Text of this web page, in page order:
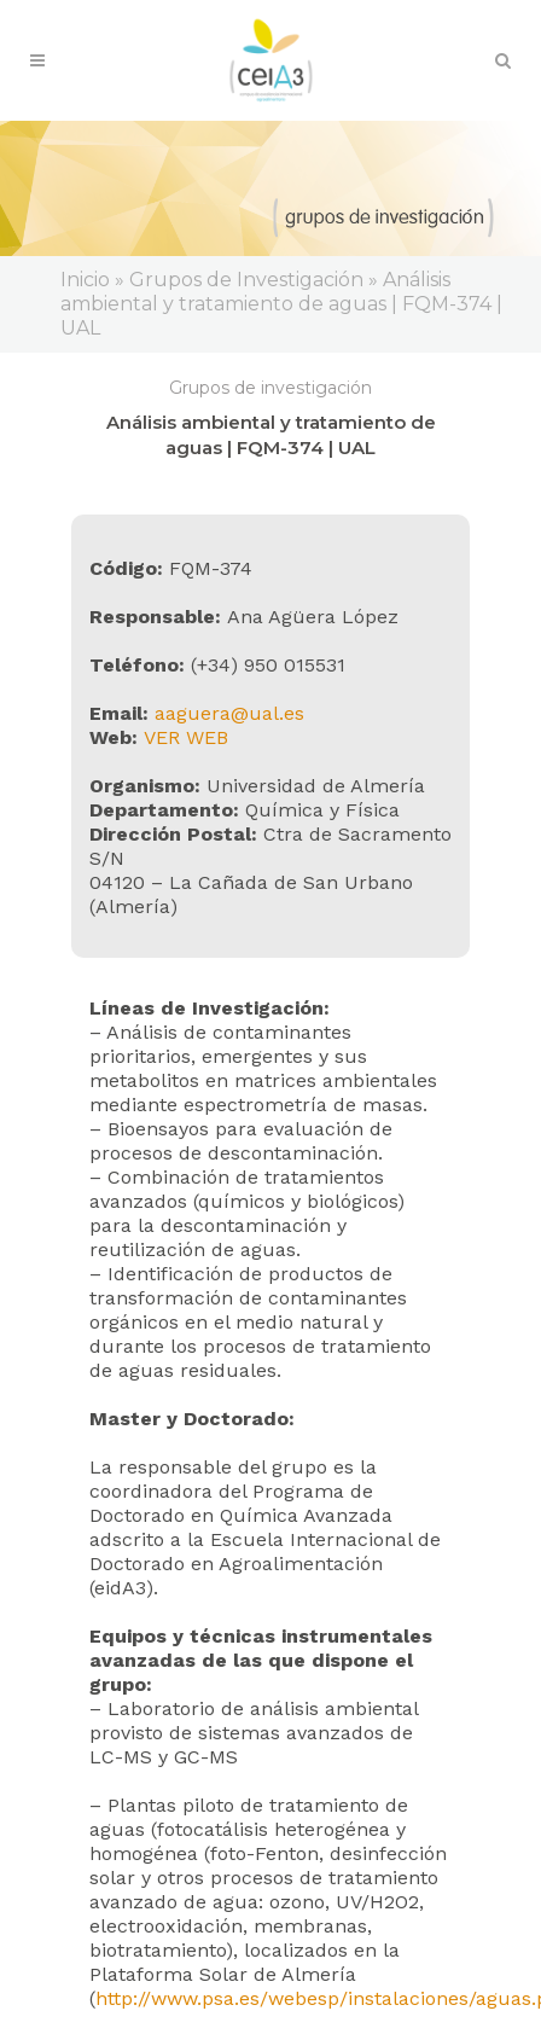
Inicio » Grupos de Investigación » Análisis
ambiental y tratamiento de aguas | FQM-374 |
UAL
Grupos de investigación
Análisis ambiental y tratamiento de
aguas | FQM-374 | UAL
Código: FQM-374
Responsable: Ana Agüera López
Teléfono: (+34) 950 015531
Email: aaguera@ual.es
Web: VER WEB
Organismo: Universidad de Almería
Departamento: Química y Física
Dirección Postal: Ctra de Sacramento
S/N
04120 – La Cañada de San Urbano
(Almería)
Líneas de Investigación:
– Análisis de contaminantes
prioritarios, emergentes y sus
metabolitos en matrices ambientales
mediante espectrometría de masas.
– Bioensayos para evaluación de
procesos de descontaminación.
– Combinación de tratamientos
avanzados (químicos y biológicos)
para la descontaminación y
reutilización de aguas.
– Identificación de productos de
transformación de contaminantes
orgánicos en el medio natural y
durante los procesos de tratamiento
de aguas residuales.
Master y Doctorado:
La responsable del grupo es la
coordinadora del Programa de
Doctorado en Química Avanzada
adscrito a la Escuela Internacional de
Doctorado en Agroalimentación
(eidA3).
Equipos y técnicas instrumentales
avanzadas de las que dispone el
grupo:
– Laboratorio de análisis ambiental
provisto de sistemas avanzados de
LC-MS y GC-MS
– Plantas piloto de tratamiento de
aguas (fotocatálisis heterogénea y
homogénea (foto-Fenton, desinfección
solar y otros procesos de tratamiento
avanzado de agua: ozono, UV/H2O2,
electrooxidación, membranas,
biotratamiento), localizados en la
Plataforma Solar de Almería
(http://www.psa.es/webesp/instalaciones/